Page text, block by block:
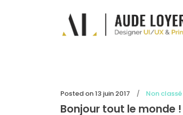
Posted on13 juin 2017 Non classé
Bonjour tout le monde !